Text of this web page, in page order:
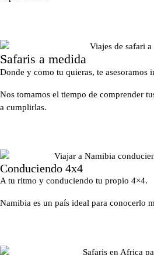
Safaris a medida
Donde y como tu quieras, te asesoramos
Nos tomamos el tiempo de comprender
a cumplirlas.
Conduciendo 4x4
A tu ritmo y conduciendo tu propio 4×4.
Namibia es un país ideal para conocerlo